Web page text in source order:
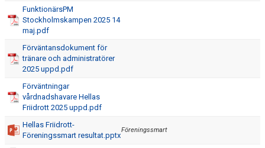
FunktionärsPM
Stockholmskampen 2025 14
maj.pdf
Förväntansdokument för
tränare och administratörer
2025 uppd.pdf
Förväntningar
vårdnadshavare Hellas
Friidrott 2025 uppd.pdf
Hellas Friidrott-
Föreningssmart resultat.pptx
Föreningssmart